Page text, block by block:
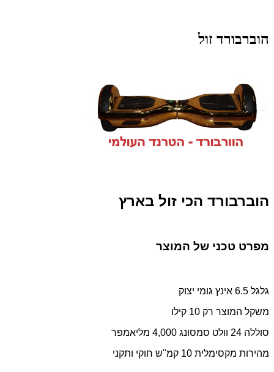
הוברבורד זול
הוברבורד הכי זול בארץ
מפרט טכני של המוצר
גלגל 6.5 אינץ גומי יצוק
משקל המוצר רק 10 קילו
סוללה 24 וולט סמסונג 4,000 מליאמפר
מהירות מקסימלית 10 קמ"ש חוקי ותקני